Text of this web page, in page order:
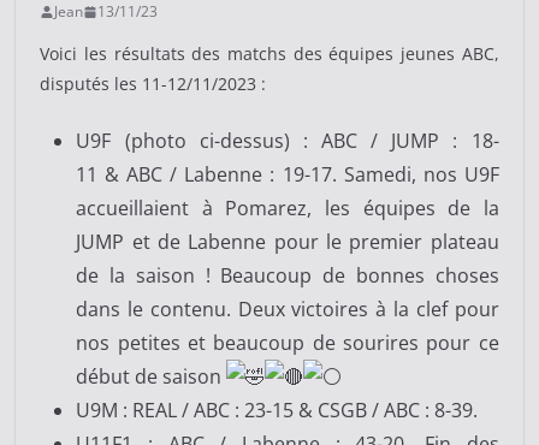
Jean 13/11/23
Voici les résultats des matchs des équipes jeunes ABC,
disputés les 11-12/11/2023 :
U9F (photo ci-dessus) : ABC / JUMP : 18-
11 & ABC / Labenne : 19-17. Samedi, nos U9F
accueillaient à Pomarez, les équipes de la
JUMP et de Labenne pour le premier plateau
de la saison ! Beaucoup de bonnes choses
dans le contenu. Deux victoires à la clef pour
nos petites et beaucoup de sourires pour ce
début de saison
U9M : REAL / ABC : 23-15 & CSGB / ABC : 8-39.